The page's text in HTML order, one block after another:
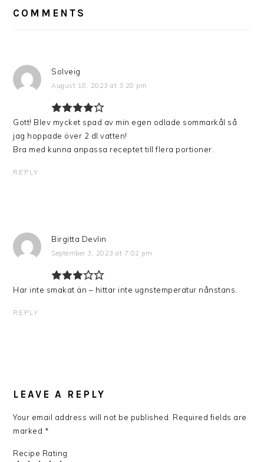
INTERACTIONS
COMMENTS
Solveig
August 18, 2023 at 3:20 pm
Gott! Blev mycket spad av min egen odlade sommarkål så
jag hoppade över 2 dl vatten!
Bra med kunna anpassa receptet till flera portioner.
REPLY
Birgitta Devlin
September 3, 2023 at 7:02 pm
Har inte smakat än – hittar inte ugnstemperatur nånstans.
REPLY
LEAVE A REPLY
Your email address will not be published. Required fields are
marked *
Recipe Rating